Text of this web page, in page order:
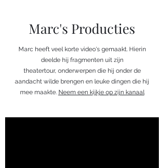
Marc's Producties
Marc heeft veel korte video's gemaakt. Hierin
deelde hij fragmenten uit zijn
theatertour, onderwerpen die hij onder de
aandacht wilde brengen en leuke dingen die hij
mee maakte. Neem een kijkje op zijn kanaal